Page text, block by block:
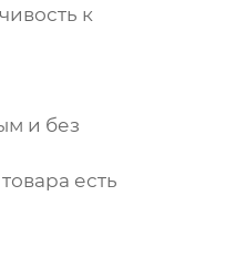
к
и без
есть